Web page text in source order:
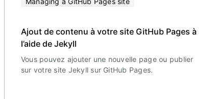
Ajout de contenu à votre site GitHub Pages à
l’aide de Jekyll
Vous pouvez ajouter une nouvelle page ou publier
sur votre site Jekyll sur GitHub Pages.